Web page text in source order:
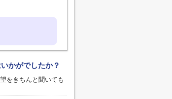
かがでしたか？
をきちんと聞いても